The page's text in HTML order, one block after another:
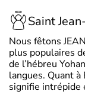
Saint
Nous fêtons
plus populaires
de l’hébreu
langues. Quant à
signifie intrépide